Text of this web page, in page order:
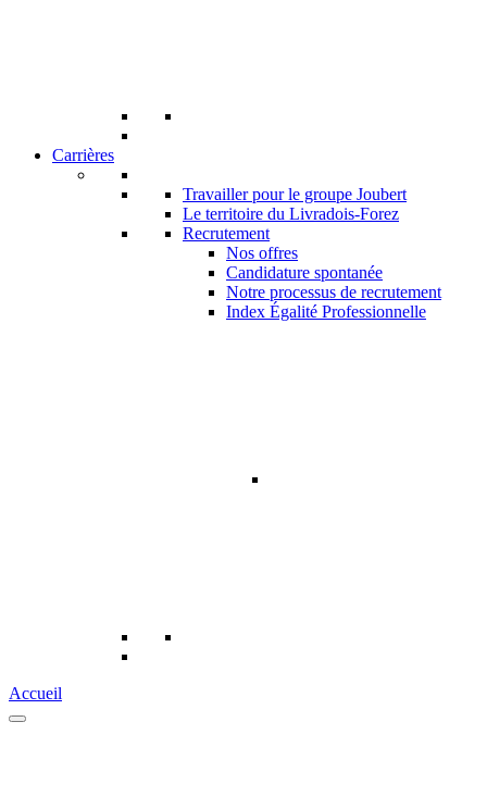
Carrières
Travailler pour le groupe Joubert
Le territoire du Livradois-Forez
Recrutement
Nos offres
Candidature spontanée
Notre processus de recrutement
Index Égalité Professionnelle
Accueil